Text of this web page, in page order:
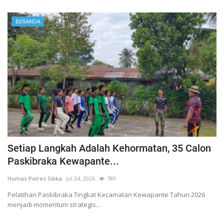
BERANDA
Setiap Langkah Adalah Kehormatan, 35 Calon
Paskibraka Kewapante...
Humas Polres Sikka Jul 24, 2026 789
Pelatihan Paskibraka Tingkat Kecamatan Kewapante Tahun 2026
menjadi momentum strategis...